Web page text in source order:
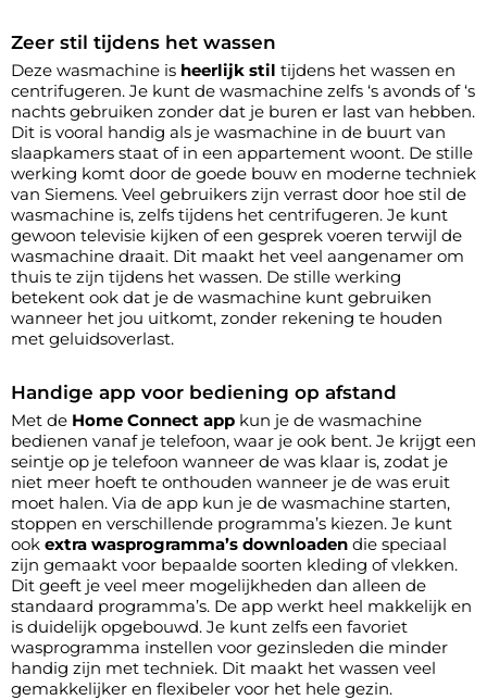
Zeer stil tijdens het wassen
Deze wasmachine is heerlijk stil tijdens het wassen en
centrifugeren. Je kunt de wasmachine zelfs ‘s avonds of ‘s
nachts gebruiken zonder dat je buren er last van hebben.
Dit is vooral handig als je wasmachine in de buurt van
slaapkamers staat of in een appartement woont. De stille
werking komt door de goede bouw en moderne techniek
van Siemens. Veel gebruikers zijn verrast door hoe stil de
wasmachine is, zelfs tijdens het centrifugeren. Je kunt
gewoon televisie kijken of een gesprek voeren terwijl de
wasmachine draait. Dit maakt het veel aangenamer om
thuis te zijn tijdens het wassen. De stille werking
betekent ook dat je de wasmachine kunt gebruiken
wanneer het jou uitkomt, zonder rekening te houden
met geluidsoverlast.
Handige app voor bediening op afstand
Met de Home Connect app kun je de wasmachine
bedienen vanaf je telefoon, waar je ook bent. Je krijgt een
seintje op je telefoon wanneer de was klaar is, zodat je
niet meer hoeft te onthouden wanneer je de was eruit
moet halen. Via de app kun je de wasmachine starten,
stoppen en verschillende programma’s kiezen. Je kunt
ook extra wasprogramma’s downloaden die speciaal
zijn gemaakt voor bepaalde soorten kleding of vlekken.
Dit geeft je veel meer mogelijkheden dan alleen de
standaard programma’s. De app werkt heel makkelijk en
is duidelijk opgebouwd. Je kunt zelfs een favoriet
wasprogramma instellen voor gezinsleden die minder
handig zijn met techniek. Dit maakt het wassen veel
gemakkelijker en flexibeler voor het hele gezin.